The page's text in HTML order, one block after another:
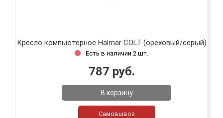
Кресло компьютерное Halmar COLT (ореховый/серый)
Есть в наличии 2 шт.
787 руб.
В корзину
Самовывоз